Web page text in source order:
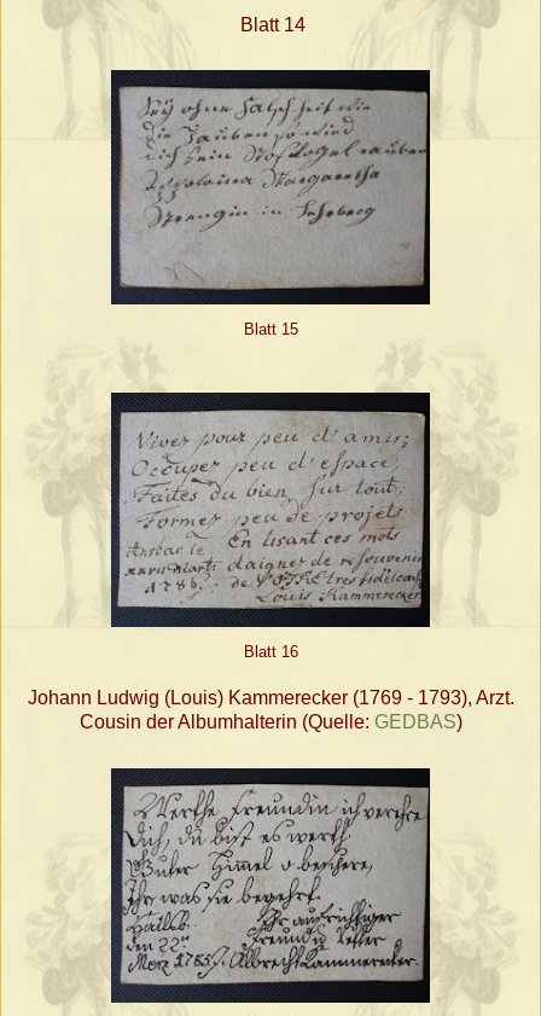
Blatt 14
Blatt 15
Blatt 16
Johann Ludwig (Louis) Kammerecker (1769 - 1793), Arzt.
Cousin der Albumhalterin (Quelle: GEDBAS)